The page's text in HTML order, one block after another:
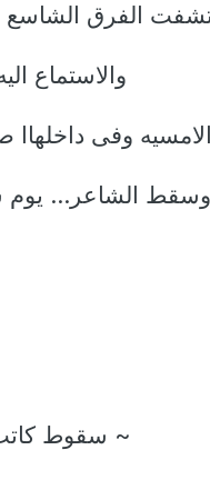
الفرق الشاسع
والاستماع
وفى
الشاعر...
~ سقوط